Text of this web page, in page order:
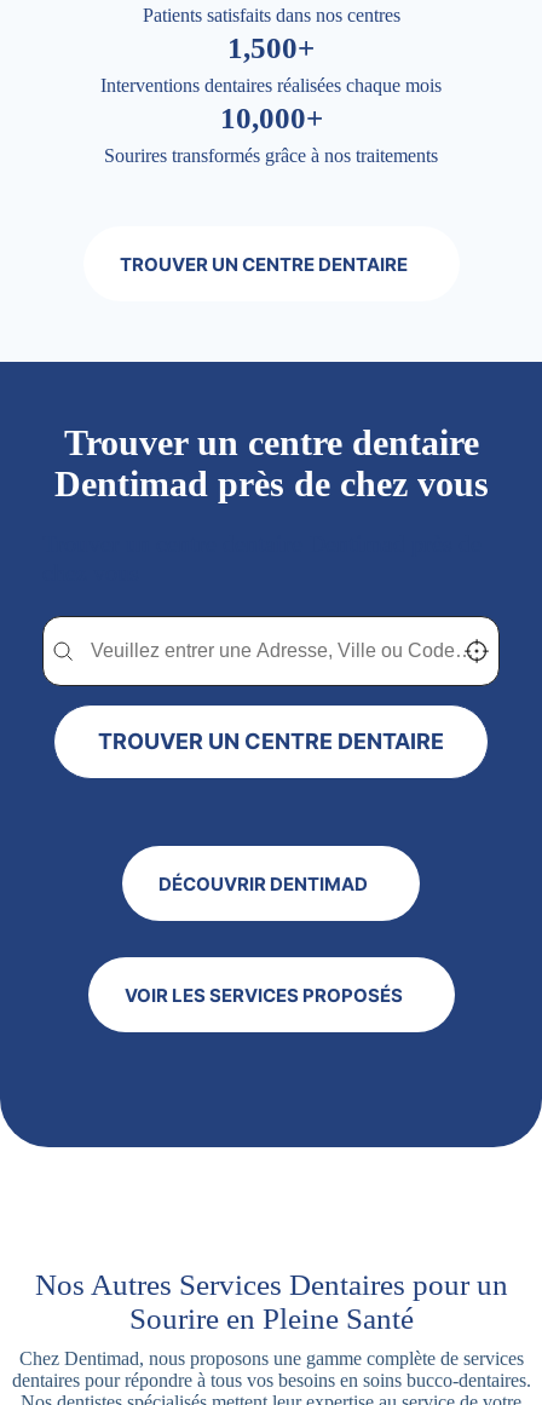
Patients satisfaits dans nos centres
1,500+
Interventions dentaires réalisées chaque mois
10,000+
Sourires transformés grâce à nos traitements
TROUVER UN CENTRE DENTAIRE
Trouver un centre dentaire
Dentimad près de chez vous
Trouver un centre dentaire Dentimad près de
Trouver un centre dentaire Dentimad près de chez vous Localisez-
TROUVER UN CENTRE DENTAIRE
DÉCOUVRIR DENTIMAD
VOIR LES SERVICES PROPOSÉS
Nos Autres Services Dentaires pour un
Sourire en Pleine Santé
Chez Dentimad, nous proposons une gamme complète de services
dentaires pour répondre à tous vos besoins en soins bucco-dentaires.